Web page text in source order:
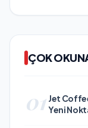
ÇOK
01 Jet
Yeni